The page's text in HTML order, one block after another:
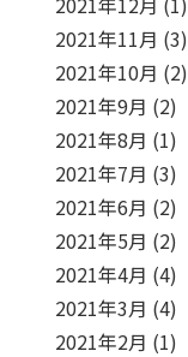
2021年11月 (3)
2021年10月 (2)
2021年9月 (2)
2021年8月 (1)
2021年7月 (3)
2021年6月 (2)
2021年5月 (2)
2021年4月 (4)
2021年3月 (4)
2021年2月 (1)